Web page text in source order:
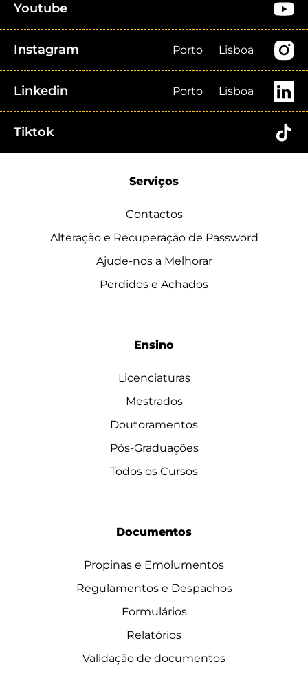
Youtube
Instagram Porto Lisboa
Linkedin Porto Lisboa
Tiktok
Serviços
Contactos
Alteração e Recuperação de Password
Ajude-nos a Melhorar
Perdidos e Achados
Ensino
Licenciaturas
Mestrados
Doutoramentos
Pós-Graduações
Todos os Cursos
Documentos
Propinas e Emolumentos
Regulamentos e Despachos
Formulários
Relatórios
Validação de documentos